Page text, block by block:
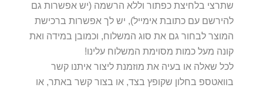
שתרצי בלחיצת כפתור וללא הרשמה (יש אפשרות גם
להירשם עם כתובת אימייל), יש לך אפשרות ברכישת
המוצר לבחור גם את סוג המשלוח, וכמובן במידה ואת
קונה מעל כמות מסוימת המשלוח עלינו!
לכל שאלה או בעיה את מוזמנת ליצור איתנו קשר
בוואטספ בחלון שקופץ בצד, או בצור קשר באתר, או